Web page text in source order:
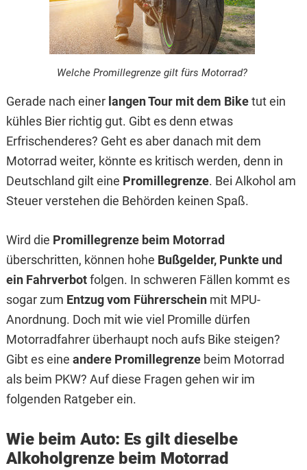
Welche Promillegrenze gilt fürs Motorrad?
Gerade nach einer langen Tour mit dem Biketut ein
kühles Bier richtig gut. Gibt es denn etwas
Erfrischenderes? Geht es aber danach mit dem
Motorrad weiter, könnte es kritisch werden, denn in
Deutschland gilt eine Promillegrenze. Bei Alkohol am
Steuer verstehen die Behörden keinen Spaß.
Wird die Promillegrenze beim Motorrad
überschritten, können hohe Bußgelder, Punkte und
ein Fahrverbotfolgen. In schweren Fällen kommt es
sogar zum Entzug vom Führerscheinmit MPU-
Anordnung. Doch mit wie viel Promille dürfen
Motorradfahrer überhaupt noch aufs Bike steigen?
Gibt es eine andere Promillegrenzebeim Motorrad
als beim PKW? Auf diese Fragen gehen wir im
folgenden Ratgeber ein.
Wie beim Auto: Es gilt dieselbe
Alkoholgrenze beim Motorrad